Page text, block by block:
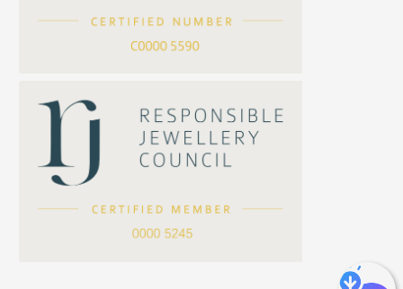
公司名稱
聯絡電話
方假繩鏈系列